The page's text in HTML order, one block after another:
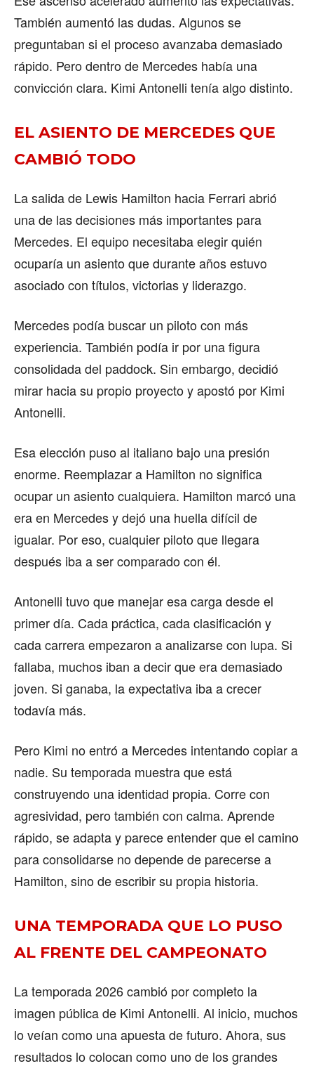
También aumentó las dudas. Algunos se
preguntaban si el proceso avanzaba demasiado
rápido. Pero dentro de Mercedes había una
convicción clara. Kimi Antonelli tenía algo distinto.
EL ASIENTO DE MERCEDES QUE
CAMBIÓ TODO
La salida de Lewis Hamilton hacia Ferrari abrió
una de las decisiones más importantes para
Mercedes. El equipo necesitaba elegir quién
ocuparía un asiento que durante años estuvo
asociado con títulos, victorias y liderazgo.
Mercedes podía buscar un piloto con más
experiencia. También podía ir por una figura
consolidada del paddock. Sin embargo, decidió
mirar hacia su propio proyecto y apostó por Kimi
Antonelli.
Esa elección puso al italiano bajo una presión
enorme. Reemplazar a Hamilton no significa
ocupar un asiento cualquiera. Hamilton marcó una
era en Mercedes y dejó una huella difícil de
igualar. Por eso, cualquier piloto que llegara
después iba a ser comparado con él.
Antonelli tuvo que manejar esa carga desde el
primer día. Cada práctica, cada clasificación y
cada carrera empezaron a analizarse con lupa. Si
fallaba, muchos iban a decir que era demasiado
joven. Si ganaba, la expectativa iba a crecer
todavía más.
Pero Kimi no entró a Mercedes intentando copiar a
nadie. Su temporada muestra que está
construyendo una identidad propia. Corre con
agresividad, pero también con calma. Aprende
rápido, se adapta y parece entender que el camino
para consolidarse no depende de parecerse a
Hamilton, sino de escribir su propia historia.
UNA TEMPORADA QUE LO PUSO
AL FRENTE DEL CAMPEONATO
La temporada 2026 cambió por completo la
imagen pública de Kimi Antonelli. Al inicio, muchos
lo veían como una apuesta de futuro. Ahora, sus
resultados lo colocan como uno de los grandes